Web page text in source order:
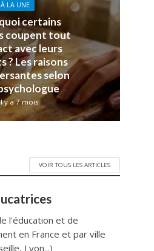
À LA UNE
certains
coupent tout
avec leurs
? Les raisons
selon
y a 7 mois
VOIR TOUS LES ARTICLES
l'éducation et de
en France et par ville
Lyon...)